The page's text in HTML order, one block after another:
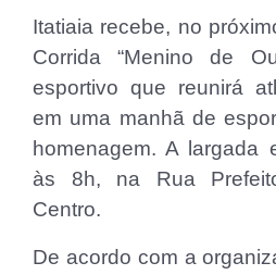
Itatiaia recebe, no
Corrida “Menino de
esportivo que reunirá
em uma manhã de
homenagem. A largada
às 8h, na Rua
Centro.
De acordo com a